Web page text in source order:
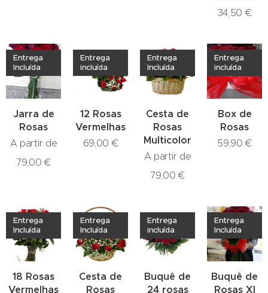
34,50 €
Jarra de
Rosas
Entrega
Incluída
A partir de
79,00 €
12 Rosas
Vermelhas
Entrega
incluída
69,00 €
Cesta de
Rosas
Multicolor
Entrega
Incluída
A partir de
79,00 €
Box de
Rosas
Entrega
incluída
59,90 €
18 Rosas
Vermelhas
Entrega
Incluída
Cesta de
Rosas
Entrega
Incluída
Buquê de
24 rosas
Entrega
incluída
Buquê de
Rosas Xl
Entrega
Incluída